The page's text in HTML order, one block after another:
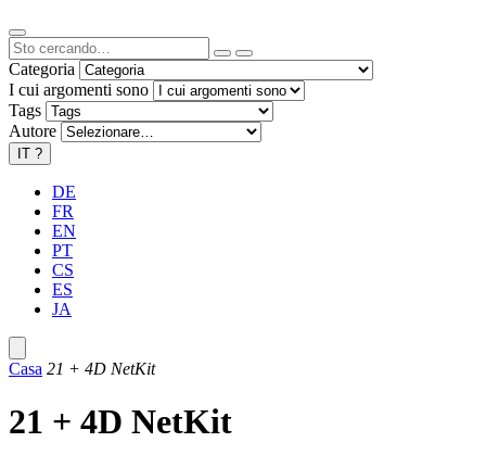
Categoria
I cui argomenti sono
Tags
Autore
IT ?
DE
FR
EN
PT
CS
ES
JA
Casa 21 + 4D NetKit
21 + 4D NetKit